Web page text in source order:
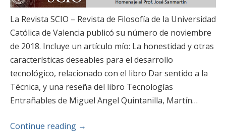
La Revista SCIO – Revista de Filosofía de la Universidad
Católica de Valencia publicó su número de noviembre
de 2018. Incluye un artículo mío: La honestidad y otras
características deseables para el desarrollo
tecnológico, relacionado con el libro Dar sentido a la
Técnica, y una reseña del libro Tecnologías
Entrañables de Miguel Angel Quintanilla, Martín…
Continue reading →